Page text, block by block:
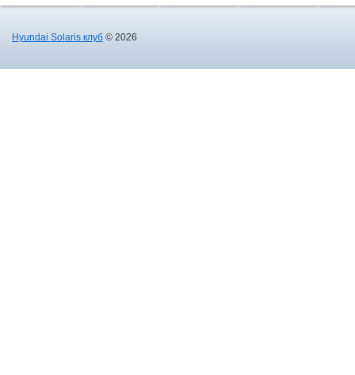
Hyundai Solaris клуб © 2026